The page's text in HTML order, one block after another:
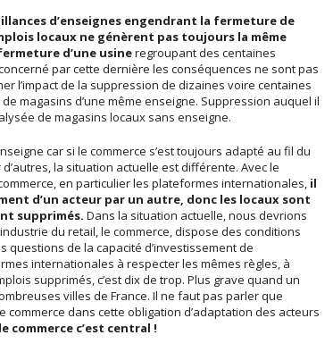
d’enseignes engendrant la fermeture de
locaux ne génèrent pas toujours la même
d’une usineregroupant des centaines
par cette dernière les conséquences ne sont pas
l’impact de la suppression de dizaines voire centaines
magasins d’une même enseigne. Suppression auquel il
de magasins locaux sans enseigne.
car si le commerce s’est toujours adapté au fil du
la situation actuelle est différente. Avec le
en particulier les plateformes internationales, il
d’un acteur par un autre, donc les locaux sont
supprimés. Dans la situation actuelle, nous devrions
du retail, le commerce, dispose des conditions
de la capacité d’investissement de
internationales à respecter les mêmes règles, à
supprimés, c’est dix de trop. Plus grave quand un
villes de France. Il ne faut pas parler que
commerce dans cette obligation d’adaptation des acteurs
commerce c’est central !